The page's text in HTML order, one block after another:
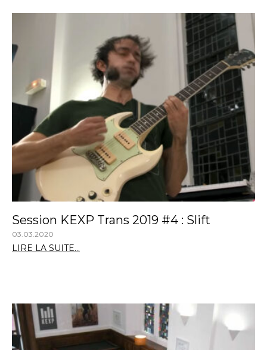
Session KEXP Trans 2019 #4 : Slift
03.03.2020
LIRE LA SUITE...